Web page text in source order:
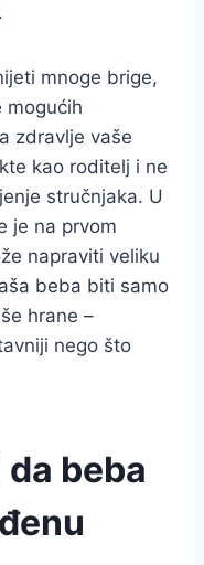
mnoge brige,
mogućih
zdravlje vaše
kao roditelj i ne
stručnjaka. U
je na prvom
napraviti veliku
beba biti samo
hrane –
nego što
beba